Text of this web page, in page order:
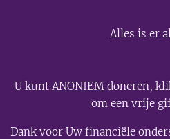
Alles is er
U kuntANONIEM doneren,
om een vrije
Dank voor Uw financiële